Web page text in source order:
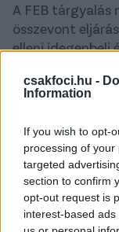
csakfoci.hu -
Information
If you wish to opt-
processing of
targeted
section to confirm
opt-out request is
interest-based
A FEB
összevont
elleni idegenbeli
szurkolói
kötelezi,
következő
Groupama
olvasható az